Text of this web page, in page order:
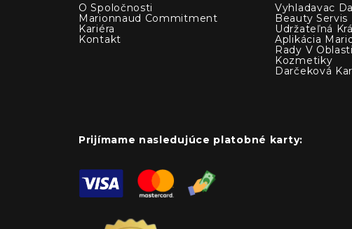
O Spoločnosti
Marionnaud Commitment
Kariéra
Kontakt
Vyhladavac
Beauty Servis
Udržateľná
Aplikácia
Rady V
Kozmetiky
Darčeková
Prijímame nasledujúce platobné karty: